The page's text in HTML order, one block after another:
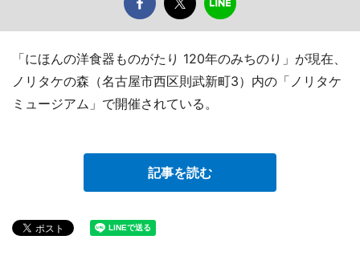
「にほんの洋食器ものがたり 120年のみちのり」が現在、
ノリタケの森（名古屋市西区則武新町3）内の「ノリタケ
ミュージアム」で開催されている。
記事を読む